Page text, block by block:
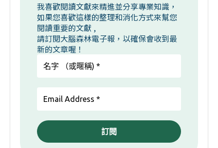
我喜歡閱讀文獻來精進並分享專業知識，
如果您喜歡這樣的整理和消化方式來幫您
閱讀重要的文獻 ,
請訂閱大腦森林電子報，以確保會收到最
新的文章喔！